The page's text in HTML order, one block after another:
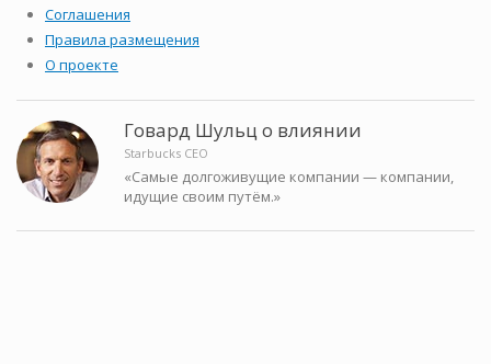
Соглашения
Правила размещения
О проекте
Говард Шульц о влиянии
Starbucks CEO
«Самые долгоживущие компании — компании,
идущие своим путём.»